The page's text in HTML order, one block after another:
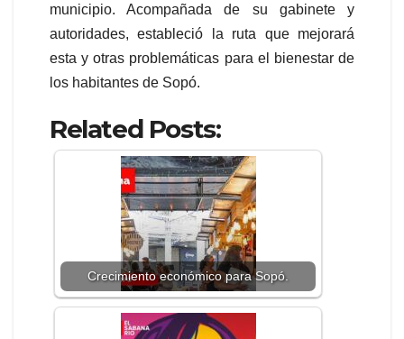
municipio. Acompañada de su gabinete y
autoridades, estableció la ruta que mejorará
esta y otras problemáticas para el bienestar de
los habitantes de Sopó.
Related Posts:
Crecimiento económico para Sopó.